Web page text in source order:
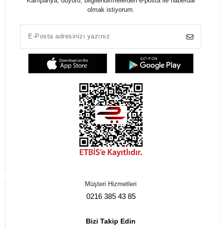
olmak istiyorum.
Müşteri Hizmetleri
0216 385 43 85
Bizi Takip Edin